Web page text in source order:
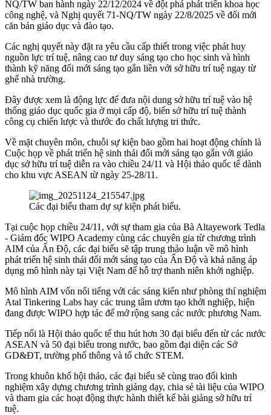
NQ/TW ban hành ngày 22/12/2024 về đột phá phát triển khoa học
công nghệ, và Nghị quyết 71-NQ/TW ngày 22/8/2025 về đổi mới
căn bản giáo dục và đào tạo.
Các nghị quyết này đặt ra yêu cầu cấp thiết trong việc phát huy
nguồn lực trí tuệ, nâng cao tư duy sáng tạo cho học sinh và hình
thành kỹ năng đổi mới sáng tạo gắn liền với sở hữu trí tuệ ngay từ
ghế nhà trường.
Đây được xem là động lực để đưa nội dung sở hữu trí tuệ vào hệ
thống giáo dục quốc gia ở mọi cấp độ, biến sở hữu trí tuệ thành
công cụ chiến lược và thước đo chất lượng tri thức.
Về mặt chuyên môn, chuỗi sự kiện bao gồm hai hoạt động chính là
Cuộc họp về phát triển hệ sinh thái đổi mới sáng tạo gắn với giáo
dục sở hữu trí tuệ diễn ra vào chiều 24/11 và Hội thảo quốc tế dành
cho khu vực ASEAN từ ngày 25-28/11 .
Các đại biểu tham dự sự kiện phát biểu.
Tại cuộc họp chiều 24/11, với sự tham gia của Bà Altayework Tedla
- Giám đốc WIPO Academy cùng các chuyên gia từ chương trình
AIM của Ấn Độ, các đại biểu sẽ tập trung thảo luận về mô hình
phát triển hệ sinh thái đổi mới sáng tạo của Ấn Độ và khả năng áp
dụng mô hình này tại Việt Nam để hỗ trợ thanh niên khởi nghiệp.
Mô hình AIM vốn nổi tiếng với các sáng kiến như phòng thí nghiệm
Atal Tinkering Labs hay các trung tâm ươm tạo khởi nghiệp, hiện
đang được WIPO hợp tác để mở rộng sang các nước phương Nam.
Tiếp nối là Hội thảo quốc tế thu hút hơn 30 đại biểu đến từ các nước
ASEAN và 50 đại biểu trong nước, bao gồm đại diện các Sở
GD&ĐT, trường phổ thông và tổ chức STEM.
Trong khuôn khổ hội thảo, các đại biểu sẽ cùng trao đổi kinh
nghiệm xây dựng chương trình giảng dạy, chia sẻ tài liệu của WIPO
và tham gia các hoạt động thực hành thiết kế bài giảng sở hữu trí
tuệ.